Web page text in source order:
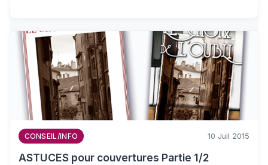
CONSEIL/INFO 10 Juil 2015
ASTUCES pour couvertures Partie 1/2